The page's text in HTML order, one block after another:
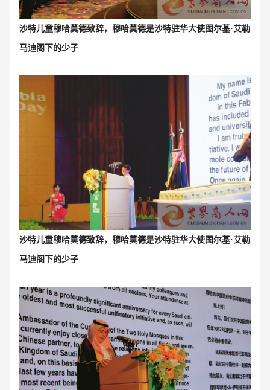
沙特儿童穆哈莫德致辞， 穆哈莫德是沙特驻华大使图尔基·艾勒
马迪阁下的少子
沙特儿童穆哈莫德致辞， 穆哈莫德是沙特驻华大使图尔基·艾勒
马迪阁下的少子